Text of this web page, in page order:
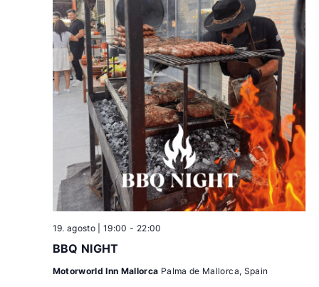
BBQ NIGHT
19. agosto | 19:00 - 22:00
Motorworld Inn Mallorca Palma de Mallorca, Spain